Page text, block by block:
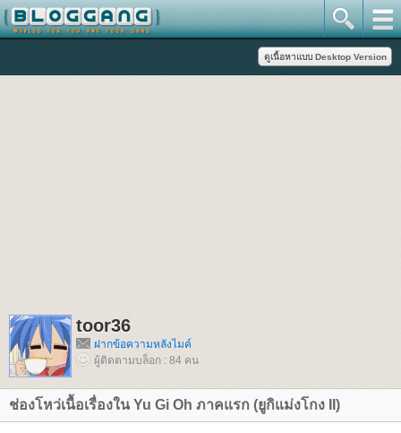
toor36
ฝากข้อความหลังไมค์
ผู้ติดตามบล็อก : 84 คน
ช่องโหว่เนื้อเรื่องใน Yu Gi Oh ภาคแรก (ยูกิแม่งโกง II)